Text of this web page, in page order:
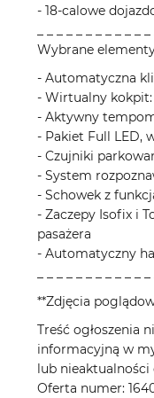
- 18-calowe
Wybrane
- Automatyczna
- Wirtualny kokpit:
- Aktywny
- Pakiet Full LED,
- Czujniki
- System
- Schowek z
- Zaczepy Isofix i
pasażera
- Automatyczny
**Zdjęcia
Treść ogłoszenia
informacyjną w
lub nieaktualności
Oferta numer: